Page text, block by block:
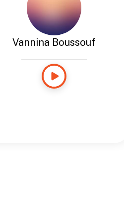
Vannina Boussouf